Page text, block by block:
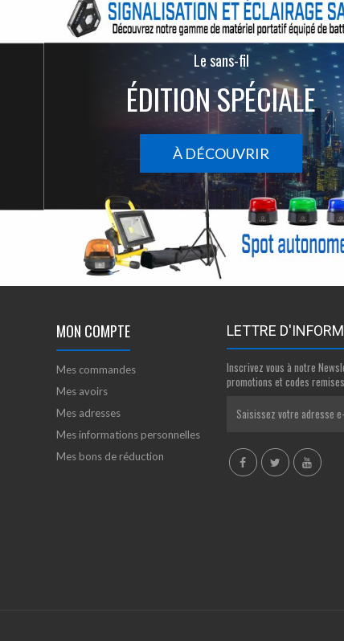
Le sans-fil
ÉDITION SPÉCIALE
À DÉCOUVRIR
MON COMPTE
Mes commandes
Mes avoirs
Mes adresses
Mes informations personnelles
Mes bons de réduction
LETTRE
Inscrivez vous à notre
promotions et codes remises.